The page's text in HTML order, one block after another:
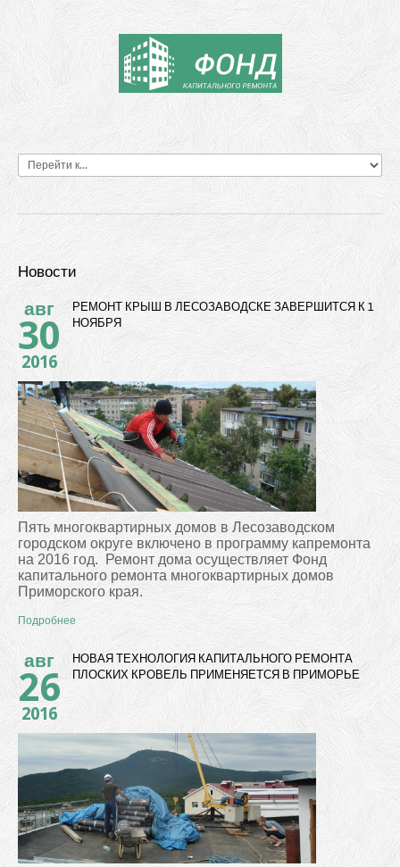
Новости
авг
30
2016
РЕМОНТ КРЫШ В ЛЕСОЗАВОДСКЕ ЗАВЕРШИТСЯ К 1
НОЯБРЯ
Пять многоквартирных домов в Лесозаводском
городском округе включено в программу капремонта
на 2016 год.
Ремонт дома осуществляет Фонд
капитального ремонта многоквартирных домов
Приморского края.
Подробнее
авг
26
2016
НОВАЯ ТЕХНОЛОГИЯ КАПИТАЛЬНОГО РЕМОНТА
ПЛОСКИХ КРОВЕЛЬ ПРИМЕНЯЕТСЯ В ПРИМОРЬЕ